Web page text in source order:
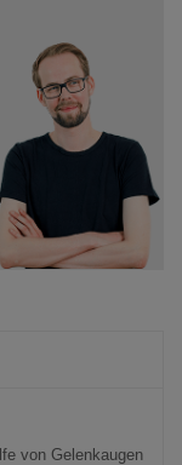
von Gelenkaugen